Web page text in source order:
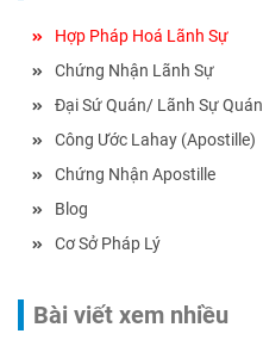
Hợp Pháp Hoá Lãnh Sự
Chứng Nhận Lãnh Sự
Đại Sứ Quán/ Lãnh Sự Quán
Công Ước Lahay (Apostille)
Chứng Nhận Apostille
Blog
Cơ Sở Pháp Lý
Bài viết xem nhiều